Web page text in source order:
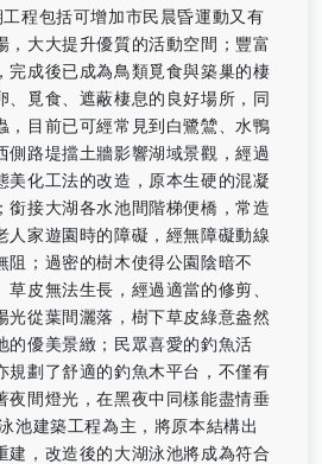
程包括可增加市民晨昏運動又有
，大大提升優質的活動空間；豐富
完成後已成為鳥類覓食與築巢的棲
、覓食、遮蔽棲息的良好場所，同
，目前已可經常見到白鷺鷥、水鴨
側路堤擋土牆影響湖域景觀，經過
美化工法的改造，原本生硬的混凝
銜接大湖各水池間階梯便橋，常造
人家遊園時的障礙，經無障礙動線
阻；過密的樹木使得公園陰暗不
草皮無法生長，經過適當的修剪、
光從葉間灑落，樹下草皮綠意盎然
的優美景緻；民眾喜愛的釣魚活
規劃了舒適的釣魚木平台，不僅有
夜間燈光，在黑夜中同樣能盡情垂
池建築工程為主，將原本結構出
建，改造後的大湖泳池將成為符合